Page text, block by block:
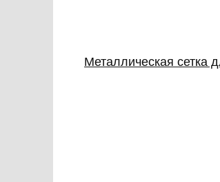
Металлическая сетка